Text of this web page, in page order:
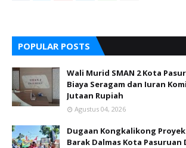
POPULAR POSTS
Wali Murid SMAN 2 Kota
Biaya Seragam dan Iuran
Jutaan Rupiah
Agustus 04, 2026
Dugaan Kongkalikong
Barak Dalmas Kota Pasuruan